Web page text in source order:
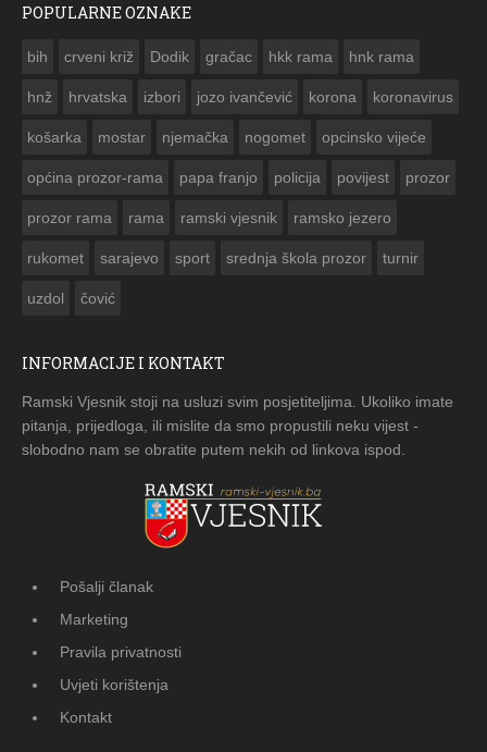
POPULARNE OZNAKE
bih crveni križ Dodik gračac hkk rama hnk rama
hnž hrvatska izbori jozo ivančević korona koronavirus
košarka mostar njemačka nogomet opcinsko vijeće
općina prozor-rama papa franjo policija povijest prozor
prozor rama rama ramski vjesnik ramsko jezero
rukomet sarajevo sport srednja škola prozor turnir
uzdol čović
INFORMACIJE I KONTAKT
Ramski Vjesnik stoji na usluzi svim posjetiteljima. Ukoliko imate
pitanja, prijedloga, ili mislite da smo propustili neku vijest -
slobodno nam se obratite putem nekih od linkova ispod.
Pošalji članak
Marketing
Pravila privatnosti
Uvjeti korištenja
Kontakt